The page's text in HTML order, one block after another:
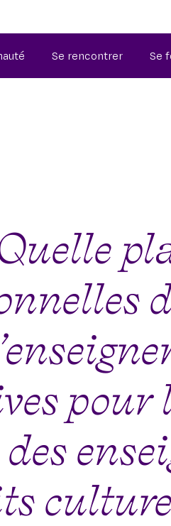
Se rencontrer Se
pour